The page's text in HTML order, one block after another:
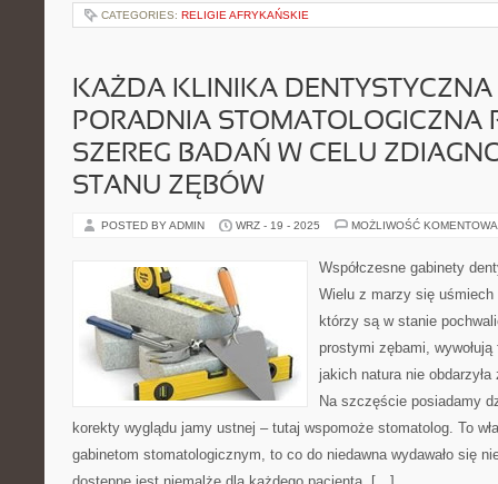
CATEGORIES: RELIGIE AFRYKAŃSKIE
KAŻDA KLINIKA DENTYSTYCZNA
PORADNIA STOMATOLOGICZNA
SZEREG BADAŃ W CELU
STANU ZĘBÓW
POSTED BY ADMIN WRZ - 19 - 2025 MOŻLIWOŚĆ
Współczesne gabinety
Wielu z marzy się
którzy są w stanie
prostymi zębami,
jakich natura nie
Na szczęście posiadamy
korekty wyglądu jamy ustnej – tutaj wspomoże stomatolog. To
gabinetom stomatologicznym, to co do niedawna wydawało się